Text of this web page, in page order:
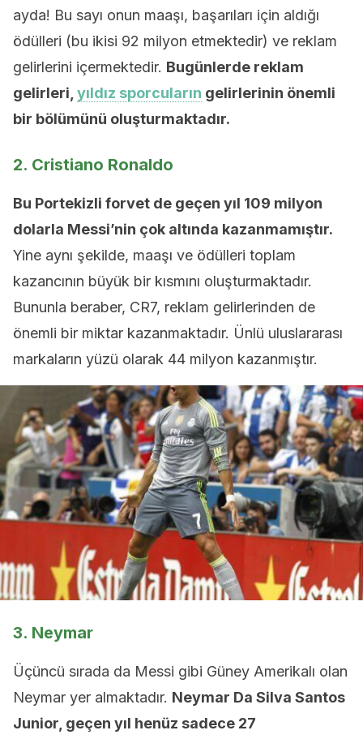
ayda! Bu sayı onun maaşı, başarıları için aldığı
ödülleri (bu ikisi 92 milyon etmektedir) ve reklam
gelirlerini içermektedir. Bugünlerde reklam
gelirleri, yıldız sporcuların gelirlerinin önemli
bir bölümünü oluşturmaktadır.
2. Cristiano Ronaldo
Bu Portekizli forvet de geçen yıl 109 milyon
dolarla Messi’nin çok altında kazanmamıştır.
Yine aynı şekilde, maaşı ve ödülleri toplam
kazancının büyük bir kısmını oluşturmaktadır.
Bununla beraber, CR7, reklam gelirlerinden de
önemli bir miktar kazanmaktadır. Ünlü uluslararası
markaların yüzü olarak 44 milyon kazanmıştır.
3. Neymar
Üçüncü sırada da Messi gibi Güney Amerikalı olan
Neymar yer almaktadır. Neymar Da Silva Santos
Junior, geçen yıl henüz sadece 27